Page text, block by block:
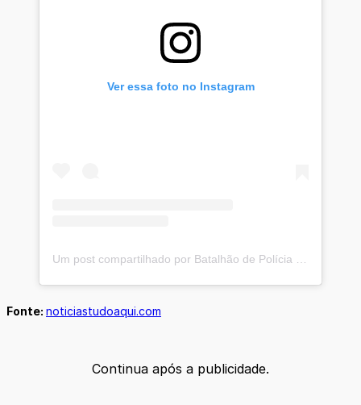
Ver essa foto no Instagram
Fonte: noticiastudoaqui.com
Continua após a publicidade.